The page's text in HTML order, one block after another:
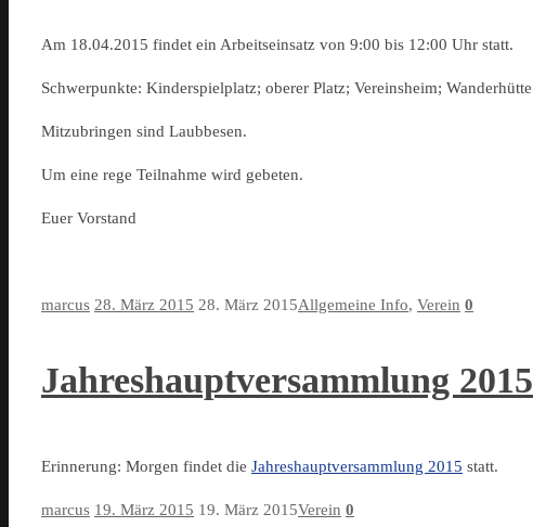
Am 18.04.2015 findet ein Arbeitseinsatz von 9:00 bis 12:00 Uhr statt.
Schwerpunkte: Kinderspielplatz; oberer Platz; Vereinsheim; Wanderhütte
Mitzubringen sind Laubbesen.
Um eine rege Teilnahme wird gebeten.
Euer Vorstand
marcus 28. März 2015 28. März 2015Allgemeine Info, Verein 0
Jahreshauptversammlung 2015
Erinnerung: Morgen findet die Jahreshauptversammlung 2015 statt.
marcus 19. März 2015 19. März 2015Verein 0